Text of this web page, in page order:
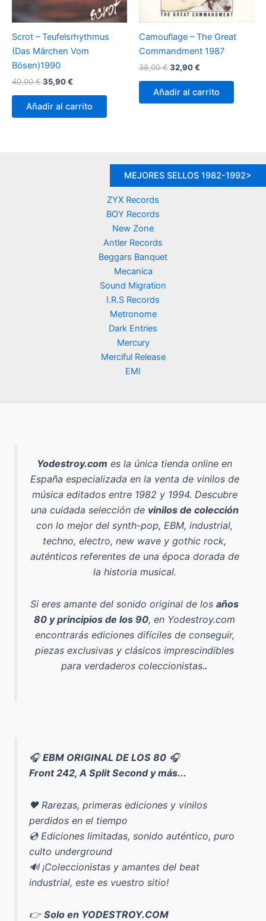
Scrot – Teufelsrhythmus
(Das Märchen Vom
Bösen)1990
40,00€El
original
era:
35,90€
actual
es:
Añadir al carrito
Camouflage – The Great
Commandment 1987
38,00€El
original
era:
32,90€
actual
es:
Añadir al carrito
MEJORES SELLOS 1982-1992>
ZYX Records
BOY Records
New Zone
Antler Records
Beggars Banquet
Mecanica
Sound Migration
I.R.S Records
Metronome
Dark Entries
Mercury
Merciful Release
EMI
Yodestroy.com es la única tienda online en
España especializada en la venta de vinilos de
música editados entre 1982 y 1994. Descubre
una cuidada selección de vinilos de colección
con lo mejor del synth-pop, EBM, industrial,
techno, electro, new wave y gothic rock,
auténticos referentes de una época dorada de
la historia musical.
Si eres amante del sonido original de los años
80 y principios de los 90, en Yodestroy.com
encontrarás ediciones difíciles de conseguir,
piezas exclusivas y clásicos imprescindibles
para verdaderos coleccionistas..
🎧EBM ORIGINAL DE LOS 80 🎧
Front 242, A Split Second y más...
🖤 Rarezas, primeras ediciones y vinilos
perdidos en el tiempo
💿 Ediciones limitadas, sonido auténtico, puro
culto underground
🔊 ¡Coleccionistas y amantes del beat
industrial, este es vuestro sitio!
👉Solo en YODESTROY.COM